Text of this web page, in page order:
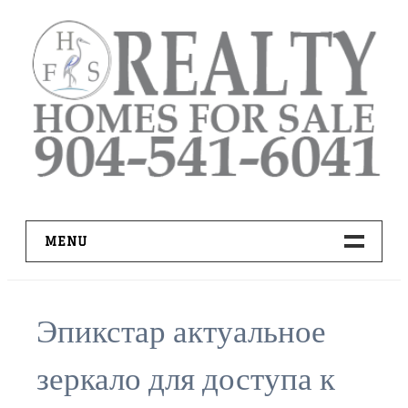
content
MENU
ADVANCED IDX SEARCH
PRO TOOLS
Эпикстар актуальное
зеркало для доступа к